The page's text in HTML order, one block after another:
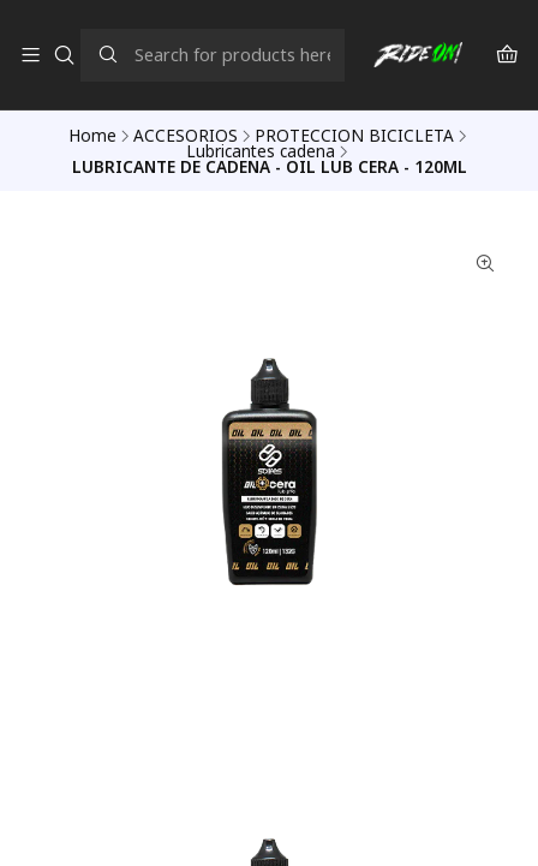
Home ACCESORIOS PROTECCION BICICLETA
Lubricantes cadena
LUBRICANTE DE CADENA - OIL LUB CERA - 120ML